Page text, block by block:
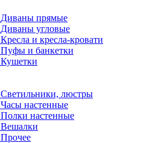
Диваны прямые
Диваны угловые
Кресла и кресла-кровати
Пуфы и банкетки
Кушетки
Светильники, люстры
Часы настенные
Полки настенные
Вешалки
Прочее